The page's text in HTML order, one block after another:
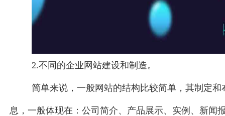
2.不同的企业网站建设和制造。
简单来说，一般网站的结构比较简单，其制定
息，一般体现在：公司简介、产品展示、实例、新闻